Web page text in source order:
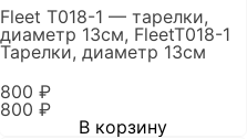
Fleet T018-1 — тарелки,
диаметр 13см, FleetT018-1
Тарелки, диаметр 13см
800 ₽
800 ₽
В корзину